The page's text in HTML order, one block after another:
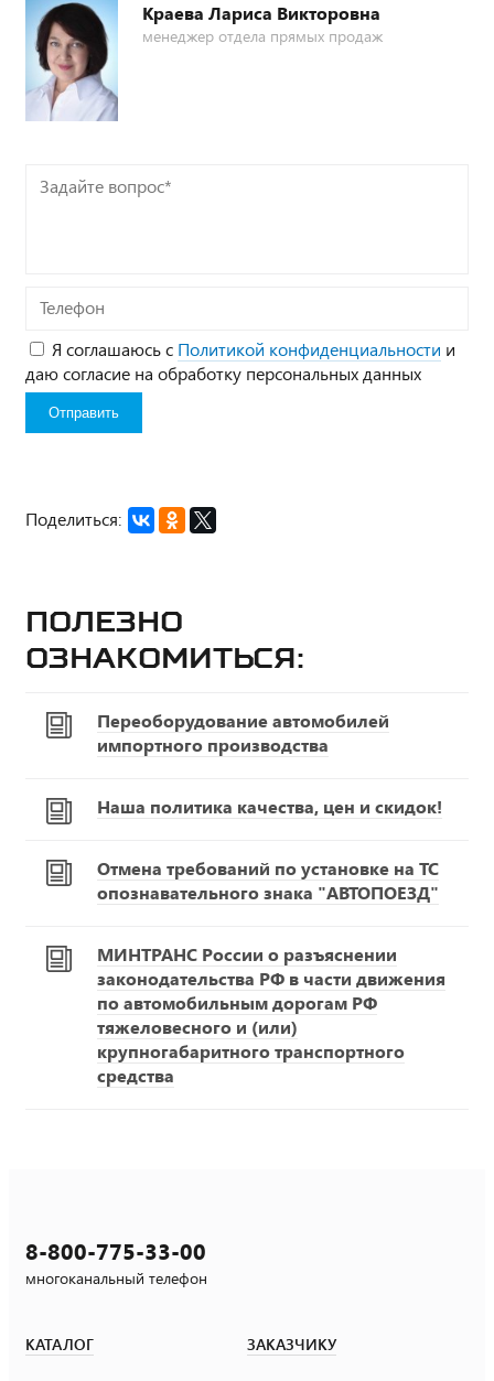
Краева Лариса Викторовна
менеджер отдела прямых продаж
Задайте
Телефон
Я соглашаюсь с Политикой конфиденциальности и
даю согласие на обработку персональных данных
Поделиться:
Полезно
ознакомиться:
Переоборудование автомобилей
импортного производства
Наша политика качества, цен и скидок!
Отмена требований по установке на ТС
опознавательного знака "АВТОПОЕЗД"
МИНТРАНС России о разъяснении
законодательства РФ в части движения
по автомобильным дорогам РФ
тяжеловесного и (или)
крупногабаритного транспортного
средства
8-800-775-33-00
многоканальный телефон
КАТАЛОГ ЗАКАЗЧИКУ